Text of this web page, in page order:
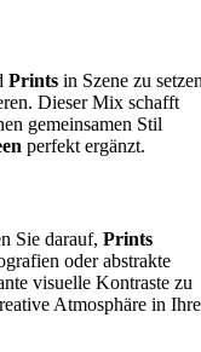
Prints in Szene zu
Dieser Mix schafft
gemeinsamen Stil
perfekt ergänzt.
Sie darauf, Prints
oder abstrakte
visuelle Kontraste zu
Atmosphäre in